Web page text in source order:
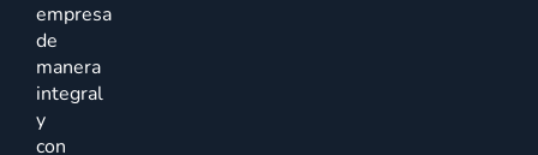
empresa
de
manera
integral
y
con